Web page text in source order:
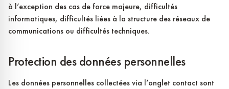
à l’exception des cas de force majeure, difficultés
informatiques, difficultés liées à la structure des réseaux de
communications ou difficultés techniques.
Protection des données personnelles
Les données personnelles collectées via l’onglet contact sont